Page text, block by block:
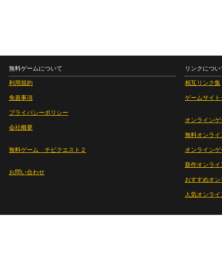
無料ゲームについて
利用規約
免責事項
プライバシーポリシー
会社概要
無料ゲーム チビクエスト２
お問い合わせ
リンクについ
相互リンク集
ゲームサイト
オンラインゲ
無料オンライ
オンライン
新作オンライ
おすすめオ
人気オンラ